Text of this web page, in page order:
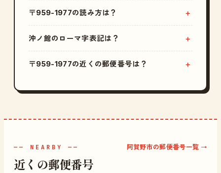
〒959-1977の読み方は？
沖ノ館のローマ字表記は？
〒959-1977の近くの郵便番号は？
—— NEARBY ——
近くの郵便番号
阿賀野市の郵便番号一覧 →